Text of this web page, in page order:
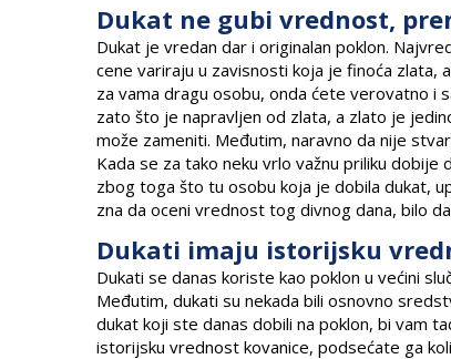
Dukat ne gubi vrednost,
Dukat je vredan dar i originalan poklon.
cene variraju u zavisnosti koja je finoća zlata,
za vama dragu osobu, onda ćete verovatno i
zato što je napravljen od zlata, a zlato je
može zameniti. Međutim, naravno da nije
Kada se za tako neku vrlo važnu priliku
zbog toga što tu osobu koja je dobila dukat,
zna da oceni vrednost tog divnog dana, bilo
Dukati imaju istorijsku
Dukati se danas koriste kao poklon u većini
Međutim, dukati su nekada bili osnovno
dukat koji ste danas dobili na poklon, bi vam
istorijsku vrednost kovanice, podsećate ga